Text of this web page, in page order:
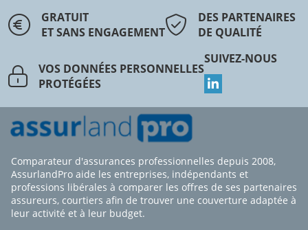
GRATUIT
ET SANS ENGAGEMENT
DES PARTENAIRES
DE QUALITÉ
VOS DONNÉES PERSONNELLES
PROTÉGÉES
SUIVEZ-NOUS
Comparateur d'assurances professionnelles depuis 2008,
AssurlandPro aide les entreprises, indépendants et
professions libérales à comparer les offres de ses partenaires
assureurs, courtiers afin de trouver une couverture adaptée à
leur activité et à leur budget.